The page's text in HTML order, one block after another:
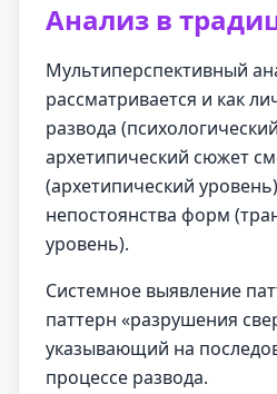
Анализ в
Мультиперспективный
рассматривается и как
развода
архетипический сюжет
(архетипический
непостоянства форм
уровень).
Системное выявление
паттерн «разрушения
указывающий на
процессе развода.